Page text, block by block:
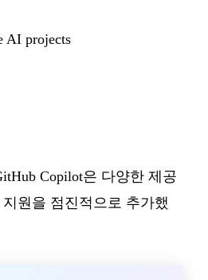
AI projects
Copilot은 다양한 제공
원을 점진적으로 추가했